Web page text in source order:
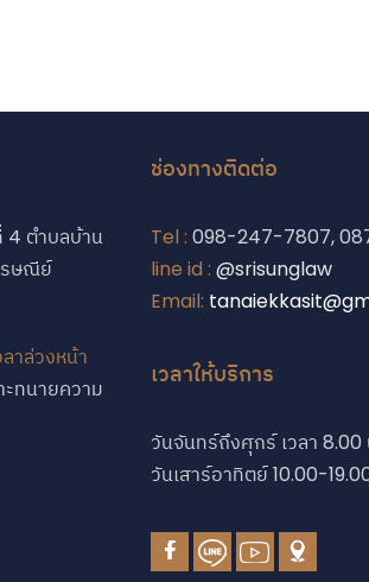
4 ตำบลบ้าน
รษณีย์
าล่วงหน้า
ทนายความ
ช่องทางติดต่อ
Tel : 098-247-7807,
line id : @srisunglaw
Email:
เวลาให้บริการ
วันจันทร์ถึงศุกร์ เวลา 8.00
วันเสาร์อาทิตย์ 10.00-